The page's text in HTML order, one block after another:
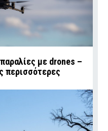
με drones –
περισσότερες